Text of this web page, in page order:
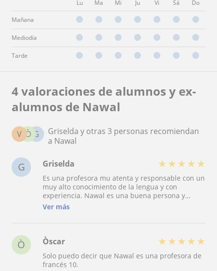
Lu Ma Mi Ju Vi Sá Do
Mañana
Mediodía
Tarde
4 valoraciones de alumnos y ex-
alumnos de Nawal
G
Ò
V
Griselda y otras 3 personas recomiendan
a Nawal
G Griselda ★ ★ ★ ★ ★
Es una profesora mu atenta y responsable con un
muy alto conocimiento de la lengua y con
experiencia. Nawal es una buena persona y
siempre te sientes muy acogido por su manera
verdaderamente ves resultados muy positivos
recomendaría ya que a mí me ha ayudado mucho
Ver más
Ò Òscar ★ ★ ★ ★ ★
Solo puedo decir que Nawal es una profesora de
francés 10.